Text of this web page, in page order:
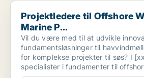
Projektledere til Offshore Wind &
Projektledere til Offshore
Marine P...
Vil du være med til at udvikle
fundamentsløsninger til
for komplekse projekter til søs? I
specialister i fundamenter til